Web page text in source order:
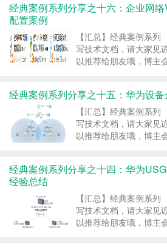
经典案例系列分享之十六：企业网
配置案例
【汇总】经典案例系
写技术文档，请大家见
以推荐给朋友哦，博主
修改，谢谢大家的支持
路博客，http://
经典案例系列分享之十五：华为设
【汇总】经典案例系
写技术文档，请大家见
以推荐给朋友哦，博主
修改，谢谢大家的支持
经典案例系列分享之十四：华为
经验总结
【汇总】经典案例系
写技术文档，请大家见
以推荐给朋友哦，博主